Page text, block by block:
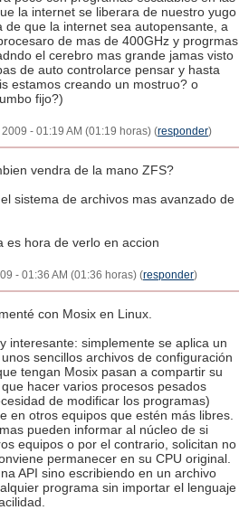
la internet se liberara de nuestro yugo
de que la internet sea autopensante, a
de mas de 400GHz y progrmas
el cerebro mas grande jamas visto
de auto controlarce pensar y hasta
estamos creando un mostruo? o
fijo?)
- 01:19 AM (01:19 horas) (responder)
vendra de la mano ZFS?
sistema de archivos mas avanzado de
es hora de verlo en accion
- 01:36 AM (01:36 horas) (responder)
con Mosix en Linux.
interesante: simplemente se aplica un
sencillos archivos de configuración
tengan Mosix pasan a compartir su
hacer varios procesos pesados
de modificar los programas)
en otros equipos que estén más libres.
pueden informar al núcleo de si
equipos o por el contrario, solicitan no
permanecer en su CPU original.
API sino escribiendo en un archivo
programa sin importar el lenguaje